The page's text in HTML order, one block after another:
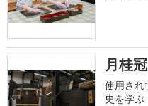
月桂
使用され
史を学ぶ